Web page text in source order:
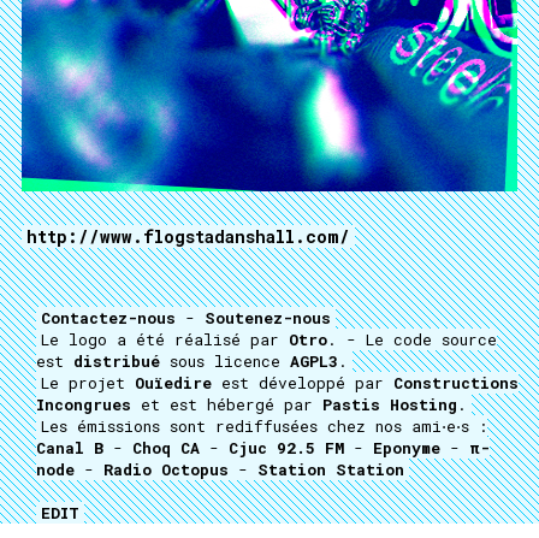
http://www.flogstadanshall.com/
Contactez-nous - Soutenez-nous
Le logo a été réalisé par Otro. - Le code source
est distribué sous licence AGPL3 .
Le projet Ouïedire est développé par Constructions
Incongrues et est hébergé par Pastis Hosting .
Les émissions sont rediffusées chez nos ami⋅e⋅s :
Canal B - Choq CA - Cjuc 92.5 FM - Eponyme - π-
node - Radio Octopus - Station Station
EDIT